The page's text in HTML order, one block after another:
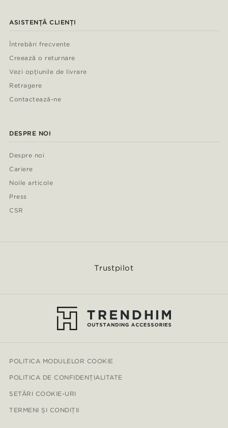
ASISTENȚĂ CLIENȚI
Întrebări frecvente
Creează o returnare
Vezi opțiunile de livrare
Retragere
Contactează-ne
DESPRE NOI
Despre noi
Cariere
Noile articole
Press
CSR
Trustpilot
POLITICA MODULELOR COOKIE
POLITICA DE CONFIDENȚIALITATE
SETĂRI COOKIE-URI
TERMENI ȘI CONDIȚII